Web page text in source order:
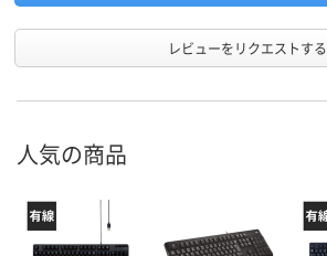
レビューをリクエストする
人気の商品